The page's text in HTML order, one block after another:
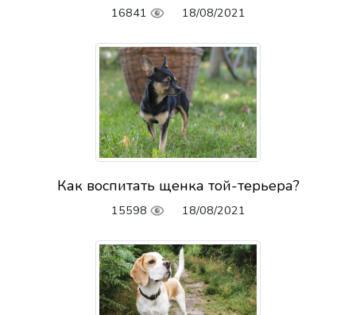
16841 18/08/2021
Как воспитать щенка той-терьера?
15598 18/08/2021